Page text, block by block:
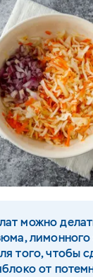
можно
того, чтобы
от